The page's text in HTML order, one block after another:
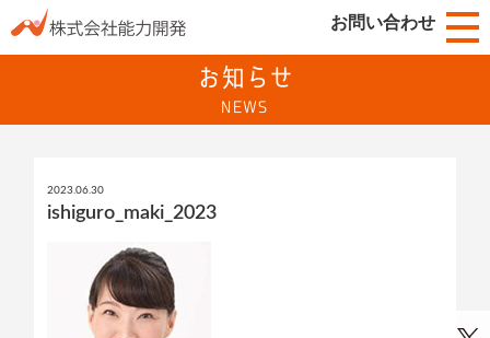
お問い合わせ
お知らせ
NEWS
2023.06.30
ishiguro_maki_2023